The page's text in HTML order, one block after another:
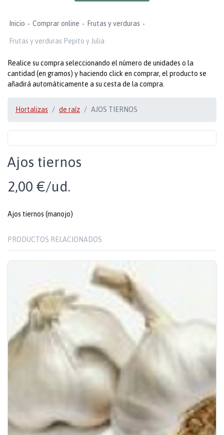
Inicio Comprar online Frutas y verduras
Frutas y verduras Pepito y Julia
Realice su compra seleccionando el número de unidades o la
cantidad (en gramos) y haciendo click en comprar, el producto se
añadirá automáticamente a su cesta de la compra.
Hortalizas de raíz AJOS TIERNOS
Ajos tiernos
2,00 €/ud.
Ajos tiernos (manojo)
PRODUCTOS RELACIONADOS